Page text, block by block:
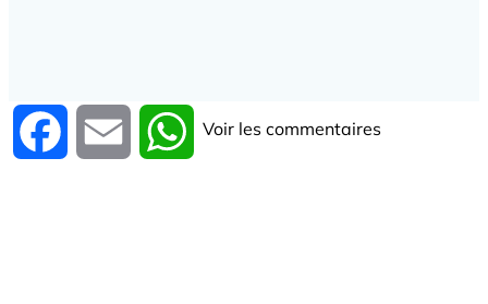
Facebook Email WhatsApp
Voir les commentaires